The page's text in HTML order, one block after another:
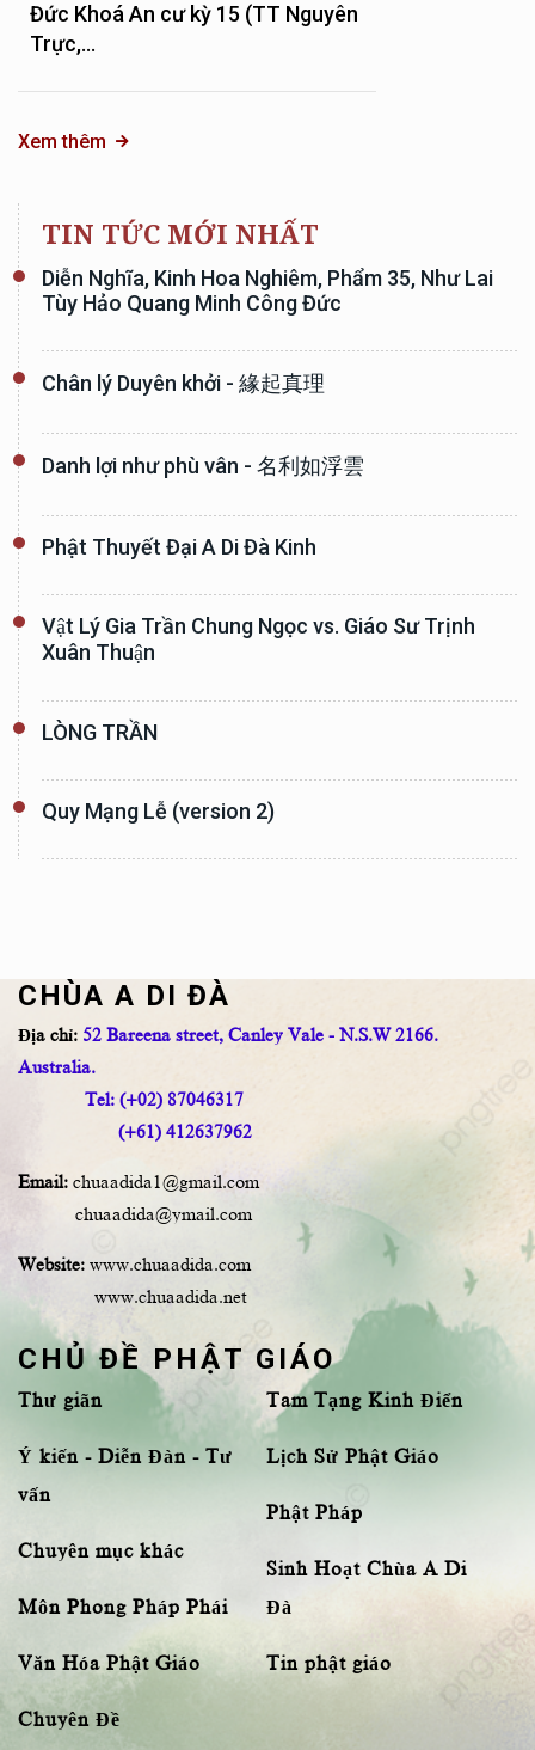
Đức Khoá An cư kỳ 15 (TT Nguyên
Trực,...
Xem thêm
TIN TỨC MỚI NHẤT
Diễn Nghĩa, Kinh Hoa Nghiêm, Phẩm 35, Như Lai
Tùy Hảo Quang Minh Công Đức
Chân lý Duyên khởi - 緣起真理
Danh lợi như phù vân - 名利如浮雲
Phật Thuyết Đại A Di Đà Kinh
Vật Lý Gia Trần Chung Ngọc vs. Giáo Sư Trịnh
Xuân Thuận
LÒNG TRẦN
Quy Mạng Lễ (version 2)
CHÙA A DI ĐÀ
Địa chỉ: 52 Bareena street, Canley Vale - N.S.W 2166.
Australia.
Tel: (+02) 87046317
(+61) 412637962
Email: chuaadida1@gmail.com
chuaadida@ymail.com
Website: www.chuaadida.com
www.chuaadida.net
CHỦ ĐỀ PHẬT GIÁO
Thư giãn
Ý kiến - Diễn Đàn - Tư
vấn
Chuyên mục khác
Môn Phong Pháp Phái
Văn Hóa Phật Giáo
Chuyên Đề
Tam Tạng Kinh Điển
Lịch Sử Phật Giáo
Phật Pháp
Sinh Hoạt Chùa A Di
Đà
Tin phật giáo